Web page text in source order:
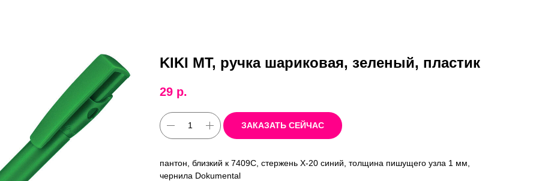
KIKI MT, ручка шариковая, зеленый, пластик
29 р.
ЗАКАЗАТЬ СЕЙЧАС
пантон, близкий к 7409С, стержень X-20 синий, толщина пишущего узла 1 мм,
чернила Dokumental